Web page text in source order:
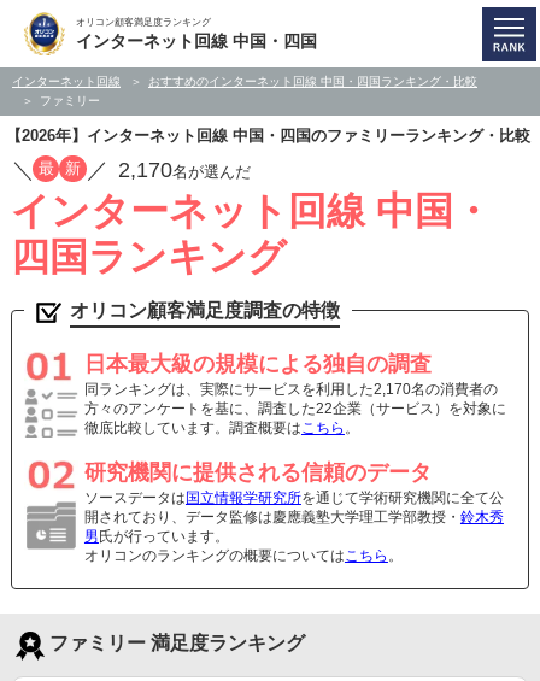
オリコン顧客満足度ランキング
インターネット回線 中国・四国
インターネット回線
おすすめのインターネット回線 中国・四国ランキング・比較
ファミリー
【2026年】インターネット回線 中国・四国のファミリーランキング・比較
／ 最 新 ／ 2,170名が選んだ
インターネット回線 中国・
四国ランキング
オリコン顧客満足度調査の特徴
日本最大級の規模による独自の調査
同ランキングは、実際にサービスを利用した2,170名の消費者の
方々のアンケートを基に、調査した22企業（サービス）を対象に
徹底比較しています。調査概要はこちら 。
研究機関に提供される信頼のデータ
ソースデータは 国立情報学研究所を通じて学術研究機関に全て公
開されており、データ監修は慶應義塾大学理工学部教授・ 鈴木秀
男 氏が行っています。
オリコンのランキングの概要についてはこちら 。
ファミリー 満足度ランキング